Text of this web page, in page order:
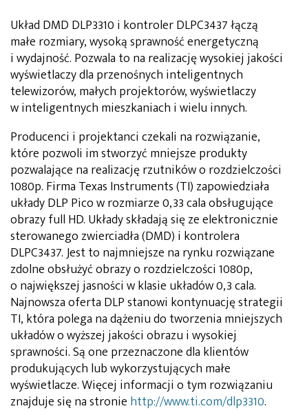
Układ DMD DLP3310 i kontroler DLPC3437 łączą
małe rozmiary, wysoką sprawność energetyczną
i wydajność. Pozwala to na realizację wysokiej jakości
wyświetlaczy dla przenośnych inteligentnych
telewizorów, małych projektorów, wyświetlaczy
w inteligentnych mieszkaniach i wielu innych.
Producenci i projektanci czekali na rozwiązanie,
które pozwoli im stworzyć mniejsze produkty
pozwalające na realizację rzutników o rozdzielczości
1080p. Firma Texas Instruments (TI) zapowiedziała
układy DLP Pico w rozmiarze 0,33 cala obsługujące
obrazy full HD. Układy składają się ze elektronicznie
sterowanego zwierciadła (DMD) i kontrolera
DLPC3437. Jest to najmniejsze na rynku rozwiązane
zdolne obsłużyć obrazy o rozdzielczości 1080p,
o największej jasności w klasie układów 0,3 cala.
Najnowsza oferta DLP stanowi kontynuację strategii
TI, która polega na dążeniu do tworzenia mniejszych
układów o wyższej jakości obrazu i wysokiej
sprawności. Są one przeznaczone dla klientów
produkujących lub wykorzystujących małe
wyświetlacze. Więcej informacji o tym rozwiązaniu
znajduje się na stronie http://www.ti.com/dlp3310.